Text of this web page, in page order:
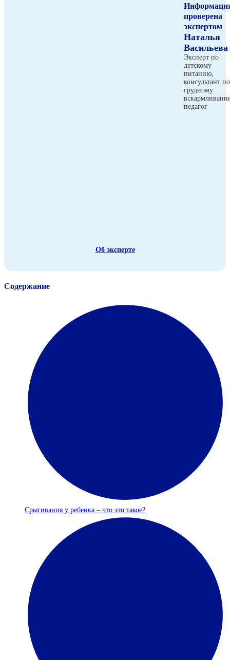
проверена
экспертом
Наталья
Васильева
Эксперт по
детскому
питанию,
консультант по
грудному
педагог
Об эксперте
Содержание
Срыгивания у ребенка – что это такое?